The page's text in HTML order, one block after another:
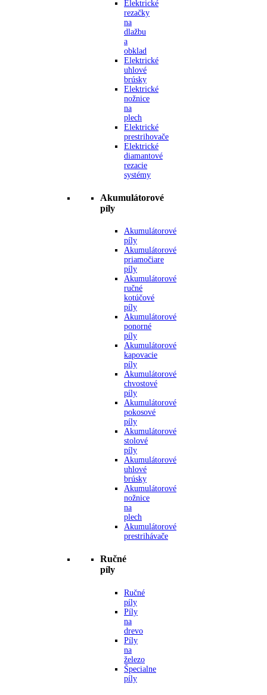
Elektrické
rezačky
na
dlažbu
a
obklad
Elektrické
uhlové
brúsky
Elektrické
nožnice
na
plech
Elektrické
prestrihovače
Elektrické
diamantové
rezacie
systémy
Akumulátorové
píly
Akumulátorové
píly
Akumulátorové
priamočiare
píly
Akumulátorové
ručné
kotúčové
píly
Akumulátorové
ponorné
píly
Akumulátorové
kapovacie
píly
Akumulátorové
chvostové
píly
Akumulátorové
pokosové
píly
Akumulátorové
stolové
píly
Akumulátorové
uhlové
brúsky
Akumulátorové
nožnice
na
plech
Akumulátorové
prestrihávače
Ručné
píly
Ručné
píly
Píly
na
drevo
Píly
na
železo
Špecialne
píly